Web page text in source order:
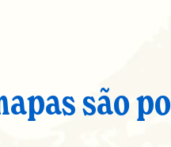
são